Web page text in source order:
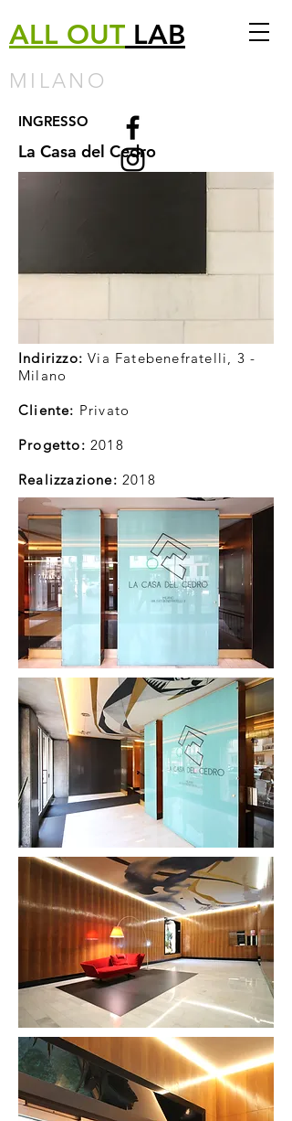
ALL OUT LAB
MILANO
INGRESSO
La Casa del Cedro
Indirizzo: Via Fatebenefratelli, 3 -
Milano
Cliente: Privato
Progetto: 2018
Realizzazione: 2018